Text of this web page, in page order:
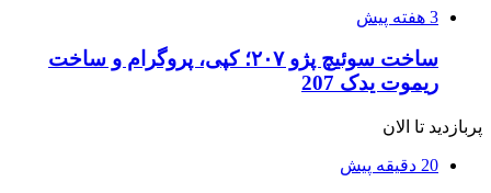
3 هفته پیش
ساخت سوئیچ پژو ۲۰۷؛ کپی، پروگرام و ساخت
ریموت یدک 207
پربازدید تا الان
20 دقیقه پیش